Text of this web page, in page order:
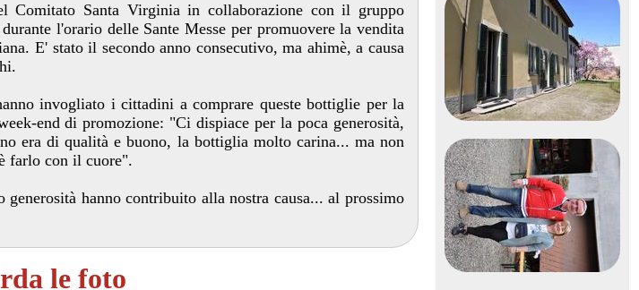
Comitato Santa Virginia in collaborazione con il gruppo
l'orario delle Sante Messe per promuovere la vendita
E' stato il secondo anno consecutivo, ma ahimè, a causa
invogliato i cittadini a comprare queste bottiglie per la
end di promozione: "Ci dispiace per la poca generosità,
era di qualità e buono, la bottiglia molto carina... ma non
farlo con il cuore".
hanno contribuito alla nostra causa... al prossimo
le foto